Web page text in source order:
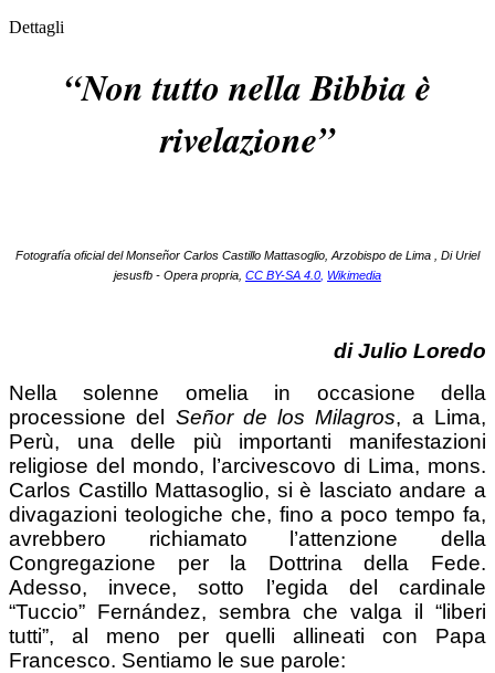
Dettagli
“Non tutto nella Bibbia è
rivelazione”
Fotografía oficial del Monseñor Carlos Castillo Mattasoglio, Arzobispo de Lima , Di Uriel
jesusfb - Opera propria, CC BY-SA 4.0 Wikimedia
di Julio Loredo
Nella solenne omelia in occasione della
processione del Señor de los Milagros, a Lima,
Perù, una delle più importanti manifestazioni
religiose del mondo, l’arcivescovo di Lima, mons.
Carlos Castillo Mattasoglio, si è lasciato andare a
divagazioni teologiche che, fino a poco tempo fa,
avrebbero richiamato l’attenzione della
Congregazione per la Dottrina della Fede.
Adesso, invece, sotto l’egida del cardinale
“Tuccio” Fernández, sembra che valga il “liberi
tutti”, al meno per quelli allineati con Papa
Francesco. Sentiamo le sue parole: